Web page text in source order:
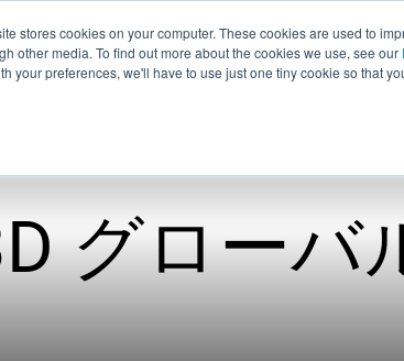
stores cookies on your computer. These cookies are used to
other media. To find out more about the cookies we use, see our
your preferences, we'll have to use just one tiny cookie so that
製品紹介
グロー